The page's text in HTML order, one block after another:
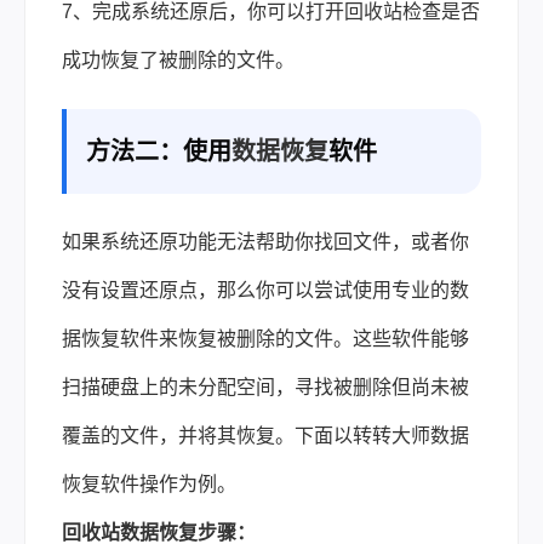
7、完成系统还原后，你可以打开回收站检查是否
成功恢复了被删除的文件。
方法二：使用数据恢复软件
如果系统还原功能无法帮助你找回文件，或者你
没有设置还原点，那么你可以尝试使用专业的数
据恢复软件来恢复被删除的文件。这些软件能够
扫描硬盘上的未分配空间，寻找被删除但尚未被
覆盖的文件，并将其恢复。下面以转转大师数据
恢复软件操作为例。
回收站数据恢复步骤：